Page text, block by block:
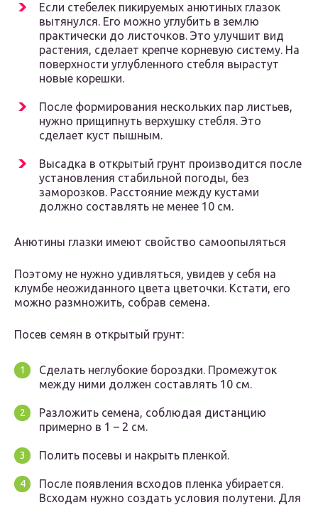
Если стебелек пикируемых анютиных глазок
вытянулся. Его можно углубить в землю
практически до листочков. Это улучшит вид
растения, сделает крепче корневую систему. На
поверхности углубленного стебля вырастут
новые корешки.
После формирования нескольких пар листьев,
нужно прищипнуть верхушку стебля. Это
сделает куст пышным.
Высадка в открытый грунт производится после
установления стабильной погоды, без
заморозков. Расстояние между кустами
должно составлять не менее 10 см.
Анютины глазки имеют свойство самоопыляться
Поэтому не нужно удивляться, увидев у себя на
клумбе неожиданного цвета цветочки. Кстати, его
можно размножить, собрав семена.
Посев семян в открытый грунт:
Сделать неглубокие бороздки. Промежуток
между ними должен составлять 10 см.
Разложить семена, соблюдая дистанцию
примерно в 1 – 2 см.
Полить посевы и накрыть пленкой.
После появления всходов пленка убирается.
Всходам нужно создать условия полутени. Для